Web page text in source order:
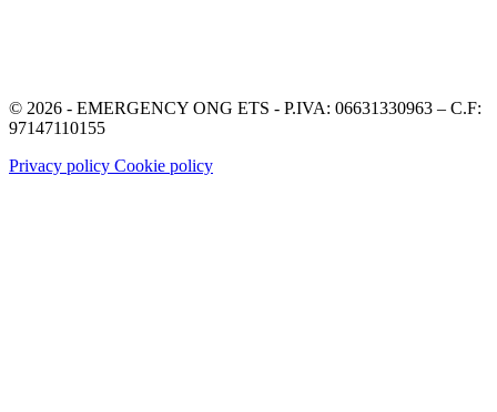
© 2026 - EMERGENCY ONG ETS - P.IVA: 06631330963 – C.F:
97147110155
Privacy policy Cookie policy